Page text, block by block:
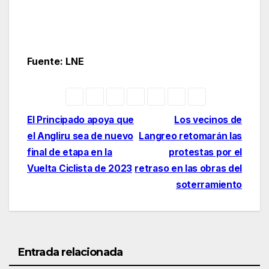
Fuente: LNE
Navegación
de
entradas
Los vecinos de
Langreo retomarán las
protestas por el
retraso en las obras del
soterramiento
El Principado apoya que
el Angliru sea de nuevo
final de etapa en la
Vuelta Ciclista de 2023
Entrada relacionada